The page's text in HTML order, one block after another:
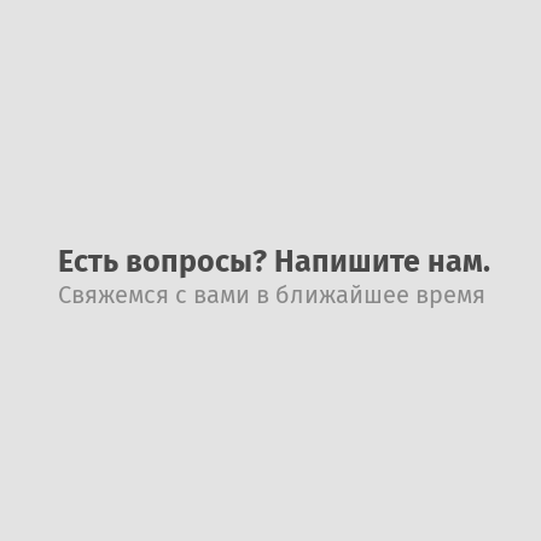
Есть вопросы? Напишите нам.
Свяжемся с вами в ближайшее время